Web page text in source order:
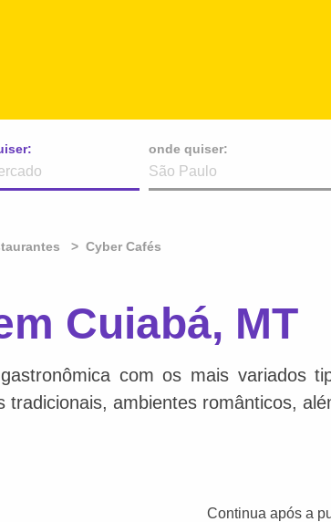
onde quiser:
Cyber Cafés
Cuiabá, MT
com os mais
tradicionais, ambientes românticos,
Continua após a